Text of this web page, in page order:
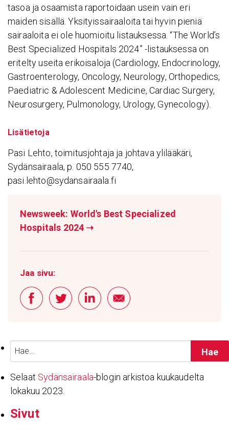
tasoa ja osaamista raportoidaan usein vain eri
maiden sisällä. Yksityissairaaloita tai hyvin pieniä
sairaaloita ei ole huomioitu listauksessa. “The World’s
Best Specialized Hospitals 2024” -listauksessa on
eritelty useita erikoisaloja (Cardiology, Endocrinology,
Gastroenterology, Oncology, Neurology, Orthopedics,
Paediatric & Adolescent Medicine, Cardiac Surgery,
Neurosurgery, Pulmonology, Urology, Gynecology).
Lisätietoja
Pasi Lehto, toimitusjohtaja ja johtava ylilääkäri,
Sydänsairaala, p. 050 555 7740,
pasi.lehto@sydansairaala.fi
Newsweek: World's Best Specialized
Hospitals 2024 ➝
Jaa sivu:
Haku:
Selaat Sydänsairaala-blogin arkistoa kuukaudelta
lokakuu 2023.
Sivut